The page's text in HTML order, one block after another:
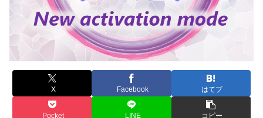
X Facebook はてブ
Pocket LINE コピー